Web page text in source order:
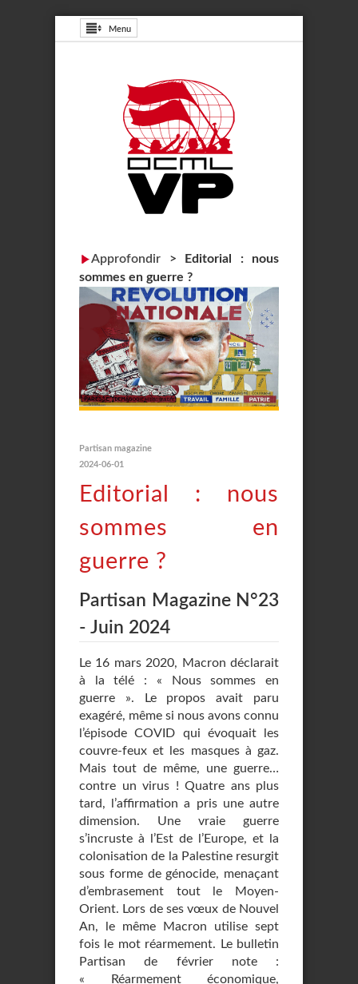
Menu
Approfondir >
Editorial : nous
sommes en guerre ?
Partisan magazine
2024-06-01
Editorial : nous
sommes en
guerre ?
Partisan Magazine N°23
- Juin 2024
Le 16 mars 2020, Macron déclarait
à la télé : « Nous sommes en
guerre ». Le propos avait paru
exagéré, même si nous avons connu
l’épisode COVID qui évoquait les
couvre-feux et les masques à gaz.
Mais tout de même, une guerre…
contre un virus ! Quatre ans plus
tard, l’affirmation a pris une autre
dimension. Une vraie guerre
s’incruste à l’Est de l’Europe, et la
colonisation de la Palestine resurgit
sous forme de génocide, menaçant
d’embrasement tout le Moyen-
Orient. Lors de ses vœux de Nouvel
An, le même Macron utilise sept
fois le mot réarmement. Le bulletin
Partisan de février note :
« Réarmement économique,